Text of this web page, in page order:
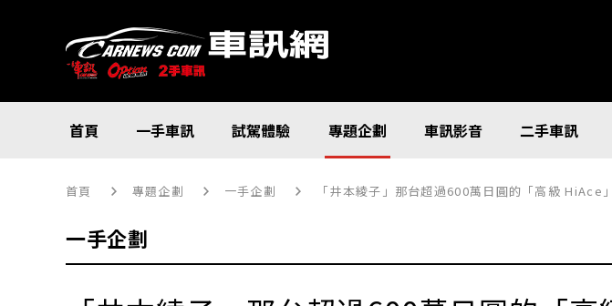
首頁 一手車訊 試駕體驗 專題企劃 車訊影音 二手車訊
首頁 專題企劃 一手企劃 「井本綾子」那台超過600萬日圓的「高級 HiAce」
一手企劃